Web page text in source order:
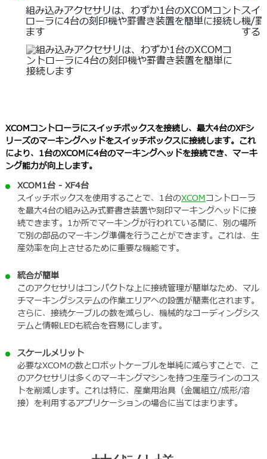
組み込みアクセサリは、わずか1台のXCOMコント
ローラに4台の刻印機や罫書き装置を簡単に接続し
ます
スイ
機/罫
する
の
要
素
を
参
照
さ
い
の
要
素
XCOMコントローラにスイッチボックスを接続し、最大4台のXFシ
リーズのマーキングヘッドをスイッチボックスに接続します。これ
により、1台のXCOMに4台のマーキングヘッドを接続でき、マーキ
ング能力が向上します。
XCOM1台 - XF4台
スイッチボックスを使用することで、1台のXCOMコントローラ
を最大4台の組み込み式罫書き装置や刻印マーキングヘッドに接
続できます。1か所でマーキングが行われている間に、別の場所
で別の部品のマーキング準備を行うことができます。これは、生
産効率を向上させるために重要な機能です。
統合が簡単
このアクセサリはコンパクトな上に接続管理が簡単なため、マル
チマーキングシステムの作業エリアへの設置が簡素化されます。
さらに、接続ケーブルの数を減らし、機械的なコーディングシス
テムと情報LEDも統合を容易にします。
スケールメリット
必要なXCOMの数とロボットケーブルを単純に減らすことで、こ
のアクセサリは多くのマーキングマシンを持つ生産ラインのコス
トを削減します。これは特に、産業用治具（金属組立/成形/溶
接）を利用するアプリケーションの場合に当てはまります。